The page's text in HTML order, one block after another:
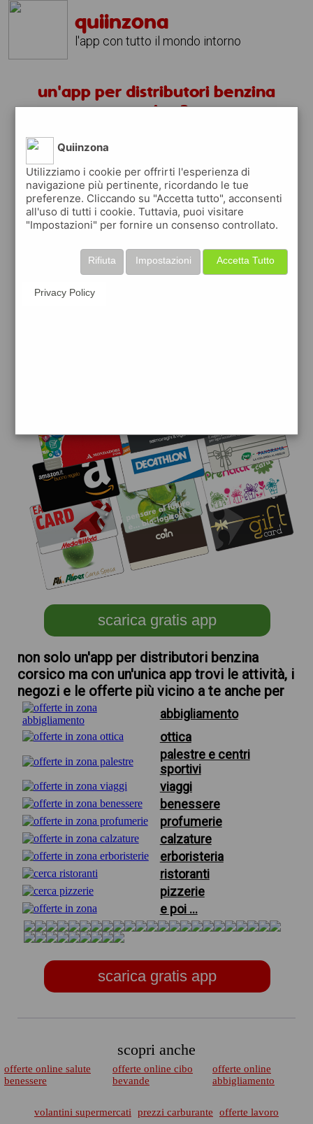
quiinzona
l'app con tutto il mondo intorno
un'app per distributori benzina
corsico ?
scarica gratis app
quiinzona è una app
gratuita
che ti aiuta se cerchi 'un'app per
premia ogni volta che la usi
raccogli punti da convertire inbuoni sconto
scarica gratis app
non solo un'app per distributori benzina
corsico ma con un'unica app trovi le attività, i
negozi e le offerte più vicino a te anche per
abbigliamento
ottica
palestre e centri
sportivi
viaggi
benessere
profumerie
calzature
erboristeria
ristoranti
pizzerie
e poi ...
scarica gratis app
scopri anche
offerte online salute
benessere
offerte online cibo
bevande
offerte online
abbigliamento
volantini supermercati prezzi carburante
offerte lavoro
Quiinzona
Utilizziamo i cookie per offrirti l'esperienza di
navigazione più pertinente, ricordando le tue
preferenze. Cliccando su "Accetta tutto", acconsenti
all'uso di tutti i cookie. Tuttavia, puoi visitare
"Impostazioni" per fornire un consenso controllato.
Accetta Tutto
Impostazioni
Rifiuta
Privacy Policy